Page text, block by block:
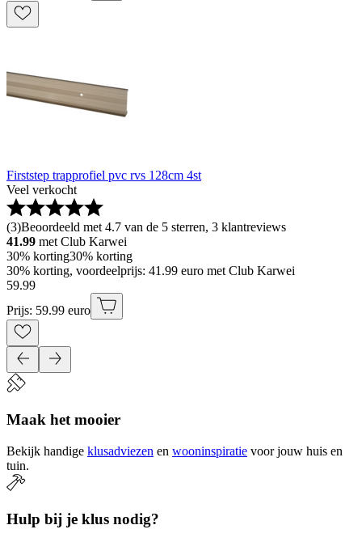
Firststep trapprofiel pvc rvs 128cm 4st
Veel verkocht
(3)Beoordeeld met 4.7 van de 5 sterren, 3 klantreviews
41.99 met Club Karwei
30% korting30% korting
30% korting, voordeelprijs: 41.99 euro met Club Karwei
59.99
Prijs: 59.99 euro
Maak het mooier
Bekijk handige klusadviezen en wooninspiratie voor jouw huis en
tuin.
Hulp bij je klus nodig?